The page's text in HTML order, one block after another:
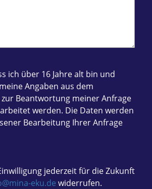
ich über 16 Jahre alt bin und
Angaben aus dem
Beantwortung meiner Anfrage
werden. Die Daten werden
Bearbeitung Ihrer Anfrage
jederzeit für die Zukunft
eku.de widerrufen.